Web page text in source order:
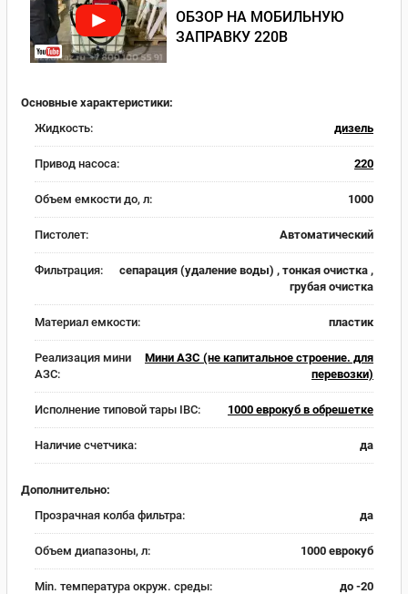
ОБЗОР НА МОБИЛЬНУЮ
ЗАПРАВКУ 220В
Основные характеристики:
Жидкость:
дизель
Привод насоса: 220
Объем емкости до, л: 1000
Пистолет: Автоматический
Фильтрация:
сепарация (удаление воды) , тонкая очистка ,
грубая очистка
Материал емкости: пластик
Реализация мини
АЗС:
Мини АЗС (не капитальное строение. для
перевозки)
Исполнение типовой тары IBC: 1000 еврокуб в обрешетке
Наличие счетчика: да
Дополнительно:
Прозрачная колба фильтра:
да
Объем диапазоны, л: 1000 еврокуб
Min. температура окруж. среды: до -20